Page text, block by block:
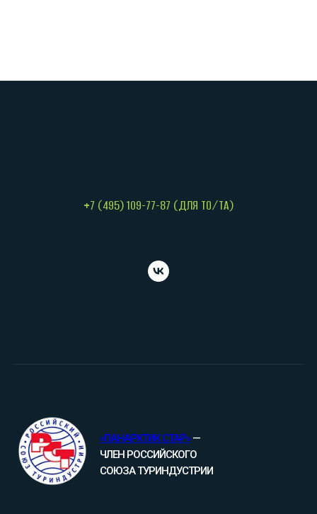
+7 (495) 109-77-87 (ДЛЯ ТО/ТА)
«ПАНАРКТИК СТАР»—
ЧЛЕН РОССИЙСКОГО
СОЮЗА ТУРИНДУСТРИИ